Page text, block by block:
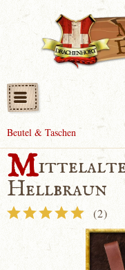
Beutel & Taschen
M
Hellbraun
(2)